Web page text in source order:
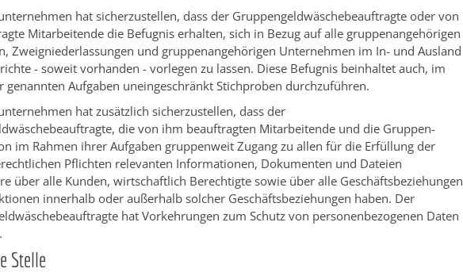
hat sicherzustellen, dass der Gruppengeldwäschebeauftragte oder von
Mitarbeitende die Befugnis erhalten, sich in Bezug auf alle gruppenangehörigen
Zweigniederlassungen und gruppenangehörigen Unternehmen im In- und Ausland
- soweit vorhanden - vorlegen zu lassen. Diese Befugnis beinhaltet auch, im
genannten Aufgaben uneingeschränkt Stichproben durchzuführen.
hat zusätzlich sicherzustellen, dass der
die von ihm beauftragten Mitarbeitende und die Gruppen-
im Rahmen ihrer Aufgaben gruppenweit Zugang zu allen für die Erfüllung der
Pflichten relevanten Informationen, Dokumenten und Dateien
über alle Kunden, wirtschaftlich Berechtigte sowie über alle Geschäftsbeziehungen
innerhalb oder außerhalb solcher Geschäftsbeziehungen haben. Der
hat Vorkehrungen zum Schutz von personenbezogenen Daten
Stelle